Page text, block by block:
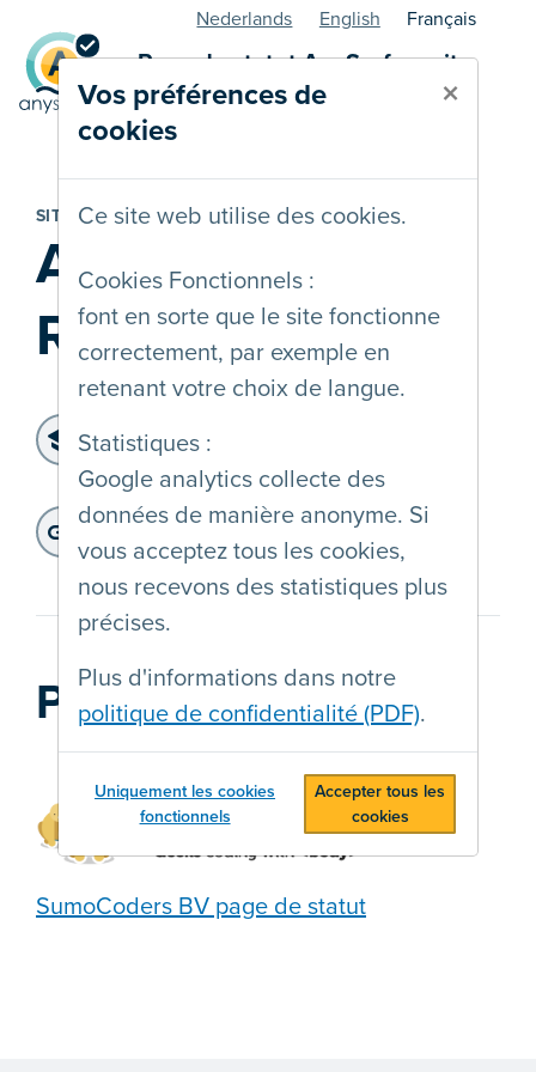
Vos préférences de
cookies
×
Ce site web utilise des cookies.
Cookies Fonctionnels :
font en sorte que le site fonctionne
correctement, par exemple en
retenant votre choix de langue.
Statistiques :
Google analytics collecte des
données de manière anonyme. Si
vous acceptez tous les cookies,
nous recevons des statistiques plus
précises.
Plus d'informations dans notre
politique de confidentialité (PDF).
Uniquement les cookies
fonctionnels
Accepter tous les
cookies
Page de statut AnySurfer - site
web
Nederlands English Français
SITE WEB
AnySurfer
Reporter
Niveau d'accessibilité:
WCAG 2.0 A
Dernier audit:: 01-10-2025
Adresse du site web:
https://rapport.anysurfer.be
Prestataire web
SumoCoders BV page de statut